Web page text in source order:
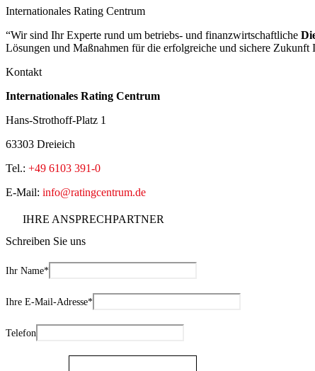
Internationales Rating Centrum
“Wir sind Ihr Experte rund um betriebs- und finanzwirtschaftliche
Lösungen und Maßnahmen für die erfolgreiche und sichere Zukunft
Kontakt
Internationales Rating Centrum
Hans-Strothoff-Platz 1
63303 Dreieich
Tel.: +49 6103 391-0
E-Mail: info@ratingcentrum.de
IHRE ANSPRECHPARTNER
Schreiben Sie uns
Ihr Name*
Ihre E-Mail-Adresse*
Telefon